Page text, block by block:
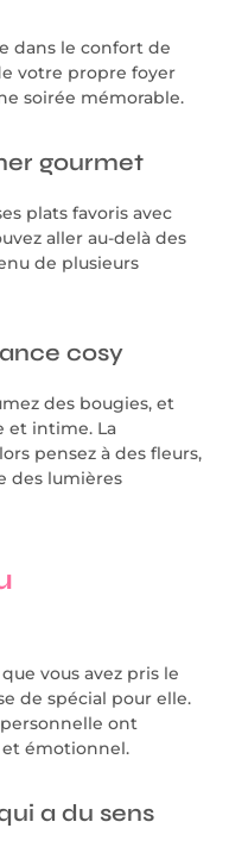
dans le confort de
votre propre foyer
soirée mémorable.
gourmet
plats favoris avec
aller au-delà des
de plusieurs
cosy
des bougies, et
et intime. La
pensez à des fleurs,
des lumières
vous avez pris le
de spécial pour elle.
ont
émotionnel.
a du sens